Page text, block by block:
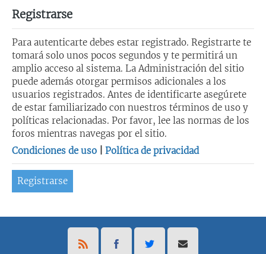
Registrarse
Para autenticarte debes estar registrado. Registrarte te
tomará solo unos pocos segundos y te permitirá un
amplio acceso al sistema. La Administración del sitio
puede además otorgar permisos adicionales a los
usuarios registrados. Antes de identificarte asegúrete
de estar familiarizado con nuestros términos de uso y
políticas relacionadas. Por favor, lee las normas de los
foros mientras navegas por el sitio.
Condiciones de uso
Política de privacidad
Registrarse